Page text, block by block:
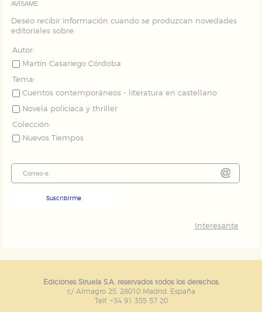
AVÍSAME
Deseo recibir información cuando se produzcan novedades
editoriales sobre:
Autor:
Martín Casariego Córdoba
Tema:
Cuentos contemporáneos - literatura en castellano
Novela policiaca y thriller
Colección:
Nuevos Tiempos
Suscribirme
Interesante
Ediciones Siruela S.A. reservados todos los derechos.
c/ Almagro 25. 28010 Madrid. España
Telf. +34 91 355 57 20